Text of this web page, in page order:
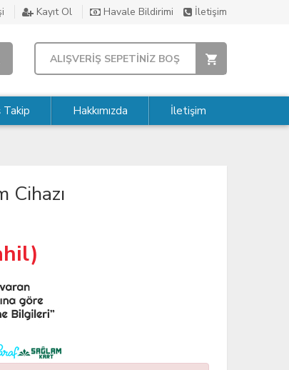
Kayıt Ol Havale Bildirimi İletişim
ALIŞVERİŞ SEPETİNİZ BOŞ
Takip Hakkımızda İletişim